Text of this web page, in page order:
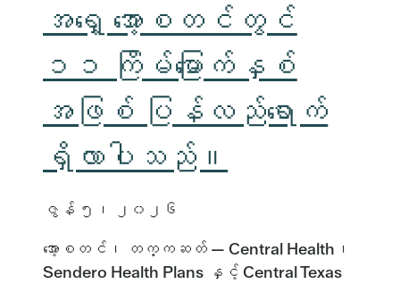
အရှေ့ အော့စတင်တွင်
၁၁ ကြိမ်မြောက်နှစ်
အဖြစ် ပြန်လည်ရောက်
ရှိလာပါသည်။
ဇွန် ၅၊ ၂၀၂၆
အော့စတင်၊ တက္ကဆတ် — Central Health၊
Sendero Health Plans နှင့် Central Texas